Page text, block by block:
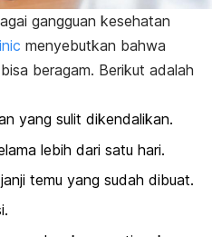
gangguan kesehatan
menyebutkan bahwa
bisa beragam. Berikut adalah
yang sulit dikendalikan.
lebih dari satu hari.
temu yang sudah dibuat.